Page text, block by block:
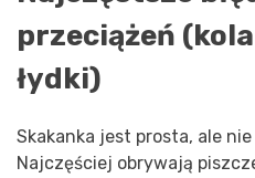
przeciążeń
łydki)
Skakanka jest prosta, ale nie
Najczęściej obrywają